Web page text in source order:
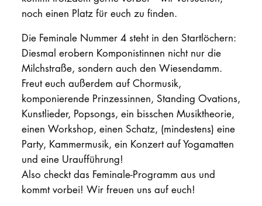
noch einen Platz für euch zu finden.
Die Feminale Nummer 4 steht in den Startlöchern:
Diesmal erobern Komponistinnen nicht nur die
Milchstraße, sondern auch den Wiesendamm.
Freut euch außerdem auf Chormusik,
komponierende Prinzessinnen, Standing Ovations,
Kunstlieder, Popsongs, ein bisschen Musiktheorie,
einen Workshop, einen Schatz, (mindestens) eine
Party, Kammermusik, ein Konzert auf Yogamatten
und eine Uraufführung!
Also checkt das Feminale-Programm aus und
kommt vorbei! Wir freuen uns auf euch!